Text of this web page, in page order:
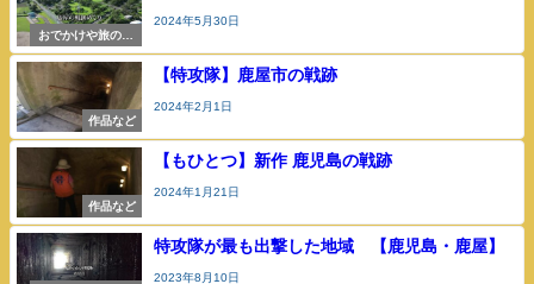
おでかけや旅の参
考
2024年5月30日
作品など
【特攻隊】鹿屋市の戦跡
2024年2月1日
作品など
【もひとつ】新作 鹿児島の戦跡
2024年1月21日
特攻隊が最も出撃した地域 【鹿児島・鹿屋】
2023年8月10日